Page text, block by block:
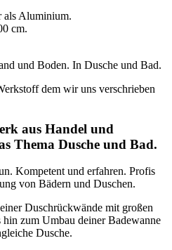
als Aluminium.
cm.
und Boden. In Dusche und Bad.
dem wir uns verschrieben
aus Handel und
Thema Dusche und Bad.
Kompetent und erfahren. Profis
von Bädern und Duschen.
Duschrückwände mit großen
zum Umbau deiner Badewanne
Dusche.